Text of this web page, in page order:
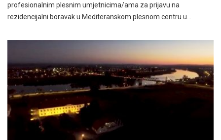
profesionalnim plesnim umjetnicima/ama za prijavu na
rezidencijalni boravak u Mediteranskom plesnom centru u…